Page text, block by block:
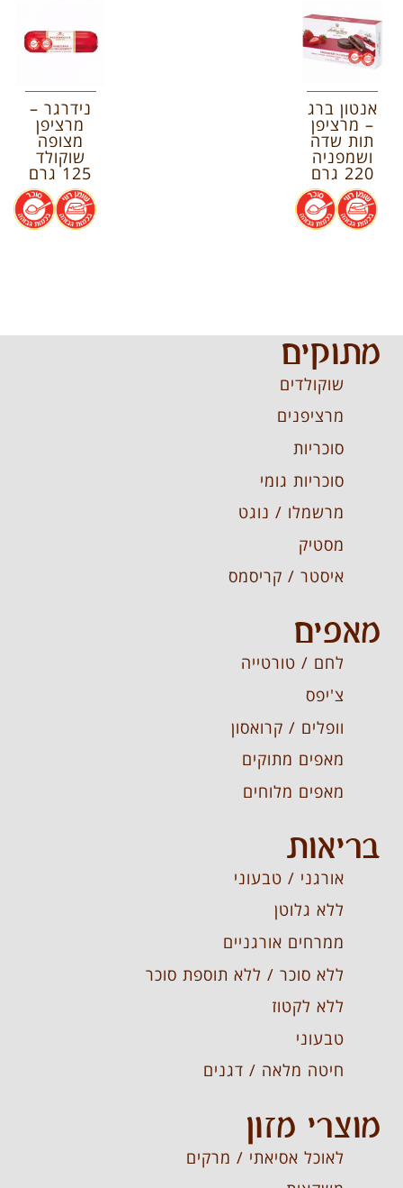
אנטון ברג
– מרציפן
תות שדה
ושמפניה
220 גרם
.
.
נידרגר –
מרציפן
מצופה
שוקולד
125 גרם
.
.
מתוקים
שוקולדים
מרציפנים
סוכריות
סוכריות גומי
מרשמלו / נוגט
מסטיק
איסטר / קריסמס
מאפים
לחם / טורטייה
צ'יפס
וופלים / קרואסון
מאפים מתוקים
מאפים מלוחים
בריאות
אורגני / טבעוני
ללא גלוטן
ממרחים אורגניים
ללא סוכר / ללא תוספת סוכר
ללא לקטוז
טבעוני
חיטה מלאה / דגנים
מוצרי מזון
לאוכל אסיאתי / מרקים